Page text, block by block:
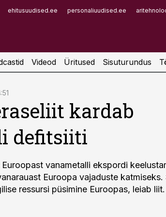
ehitusuudised.ee personaliuudised.ee
Videod Üritused Sisuturundus
kardab
defitsiiti
vanametalli ekspordi
Euroopa vajaduste katmiseks.
ressursi püsimine Euroopas, leiab liit.